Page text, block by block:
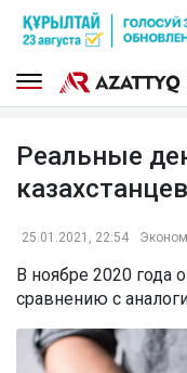
Реальные
25.01.2021, 22:54
В ноябре 2020 года
сравнению с